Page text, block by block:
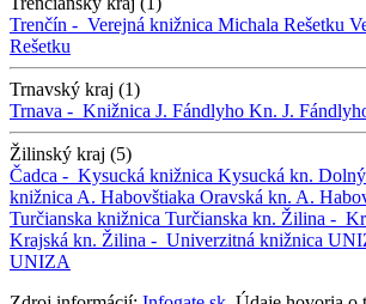
Trenčín - Verejná knižnica Michala Rešetku
Rešetku
Trnavský kraj (1)
Trnava - Knižnica J. Fándlyho Kn. J.
Žilinský kraj (5)
Čadca - Kysucká knižnica Kysucká kn.
knižnica A. Habovštiaka Oravská kn. A.
Turčianska knižnica Turčianska kn. Žilina -
Krajská kn. Žilina - Univerzitná knižnica
UNIZA